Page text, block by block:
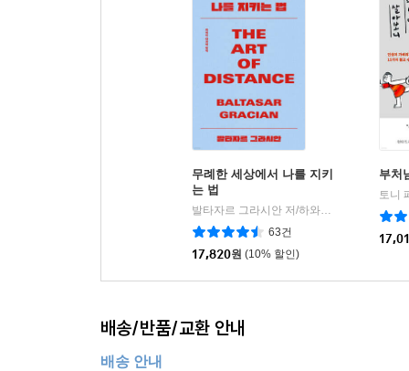
무례한 세상에서 나를 지키
는 법
발타자르 그라시안 저/하와이 대저택 편저 |
63건
17,820원 (10% 할인)
부처
토니
배송/반품/교환 안내
배송 안내